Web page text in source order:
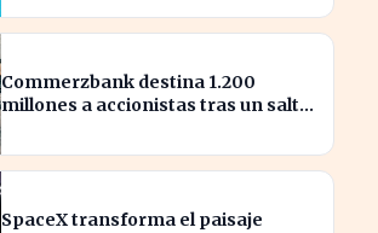
nombrados?
Commerzbank destina 1.200
millones a accionistas tras un salto
SpaceX transforma el paisaje